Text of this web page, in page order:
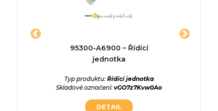
95300-A6900 – Řídící
jednotka
Typ produktu: Řídící jednotka
Skladové označení: vGO7z7Kvw0Ao
DETAIL